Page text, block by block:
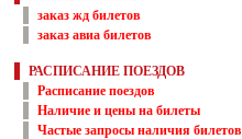
заказ жд билетов
заказ авиа билетов
РАСПИСАНИЕ ПОЕЗДОВ
Расписание поездов
Наличие и цены на билеты
Частые запросы наличия билетов